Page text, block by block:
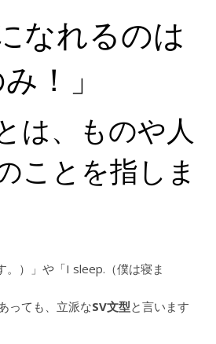
なれるのは
！」
は、ものや人
とを指しま
。）」や「I sleep.（僕は寝ま
っても、立派なSV文型と言います